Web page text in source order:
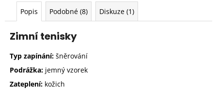
Popis Podobné (8) Diskuze (1)
Zimní tenisky
Typ zapínání: šněrování
Podrážka: jemný vzorek
Zateplení: kožich